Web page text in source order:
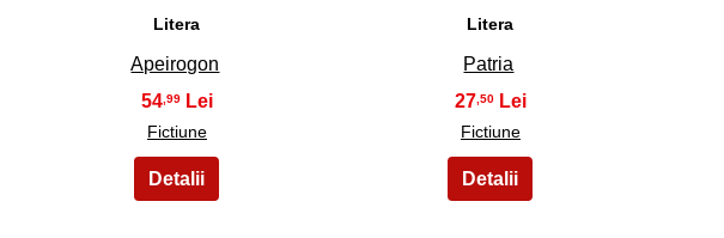
Litera
Apeirogon
54 ,99
Fictiune
Litera
Patria
27,50
Fictiune